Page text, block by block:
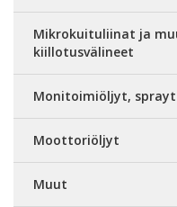
Mikrokuituliinat ja
kiillotusvälineet
Monitoimiöljyt,
Moottoriöljyt
Muut